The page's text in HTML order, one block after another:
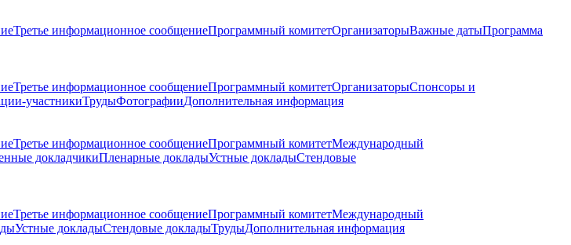
Третье информационное сообщениеПрограммный комитетОрганизаторыВажные датыПрограмма
Третье информационное сообщениеПрограммный комитетОрганизаторыСпонсоры и
участникиТрудыФотографииДополнительная информация
Третье информационное сообщениеПрограммный комитетМеждународный
докладчикиПленарные докладыУстные докладыСтендовые
Третье информационное сообщениеПрограммный комитетМеждународный
Устные докладыСтендовые докладыТрудыДополнительная информация